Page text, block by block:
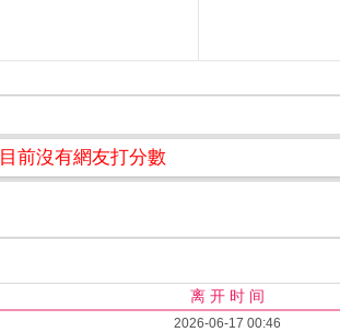
目前沒有網友打分數
离 开 时 间
2026-06-17 00:46